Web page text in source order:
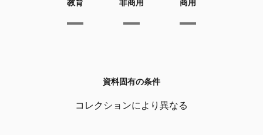
教育 非商用 商用
資料固有の条件
コレクションにより異なる